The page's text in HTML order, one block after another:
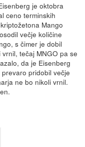
je oktobra
ceno terminskih
Mango
večje količine
s čimer je dobil
tečaj MNGO pa se
da je Eisenberg
pridobil večje
ne bo nikoli vrnil.